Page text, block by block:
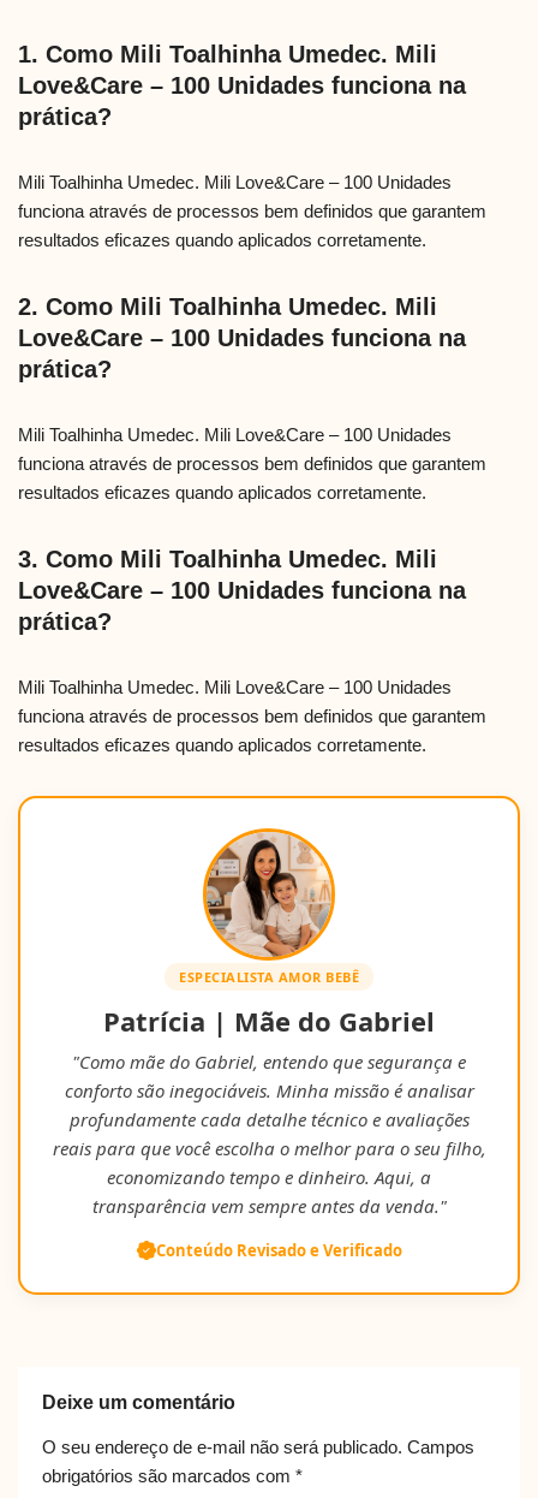
1. Como Mili Toalhinha Umedec. Mili
Love&Care – 100 Unidades funciona na
prática?
Mili Toalhinha Umedec. Mili Love&Care – 100 Unidades
funciona através de processos bem definidos que garantem
resultados eficazes quando aplicados corretamente.
2. Como Mili Toalhinha Umedec. Mili
Love&Care – 100 Unidades funciona na
prática?
Mili Toalhinha Umedec. Mili Love&Care – 100 Unidades
funciona através de processos bem definidos que garantem
resultados eficazes quando aplicados corretamente.
3. Como Mili Toalhinha Umedec. Mili
Love&Care – 100 Unidades funciona na
prática?
Mili Toalhinha Umedec. Mili Love&Care – 100 Unidades
funciona através de processos bem definidos que garantem
resultados eficazes quando aplicados corretamente.
ESPECIALISTA AMOR BEBÊ
Patrícia | Mãe do Gabriel
"Como mãe do Gabriel, entendo que segurança e
conforto são inegociáveis. Minha missão é analisar
profundamente cada detalhe técnico e avaliações
reais para que você escolha o melhor para o seu filho,
economizando tempo e dinheiro. Aqui, a
transparência vem sempre antes da venda."
Conteúdo Revisado e Verificado
Deixe um comentário
O seu endereço de e-mail não será publicado. Campos
obrigatórios são marcados com *